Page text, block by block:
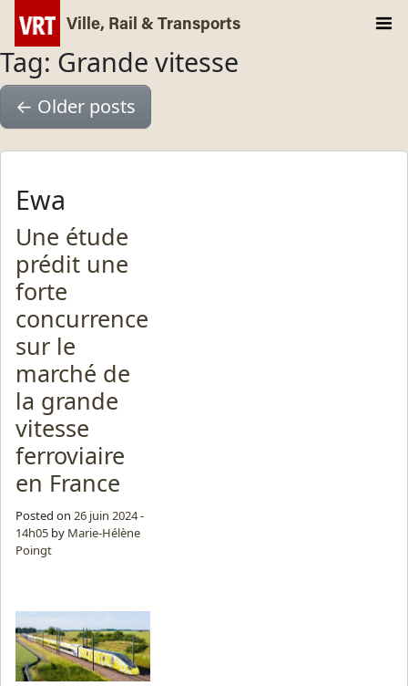
Ville, Rail & Transports
Tag: Grande vitesse
← Older posts
Ewa
Une étude
prédit une
forte
concurrence
sur le
marché de
la grande
vitesse
ferroviaire
en France
Posted on 26 juin 2024 -
14h05 by Marie-Hélène
Poingt